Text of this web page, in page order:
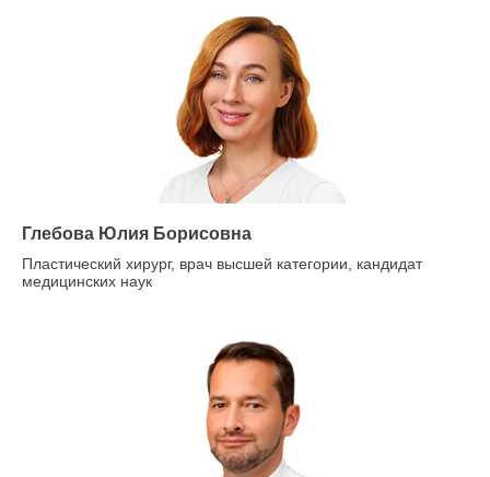
Глебова Юлия Борисовна
Пластический хирург, врач высшей категории, кандидат
медицинских наук